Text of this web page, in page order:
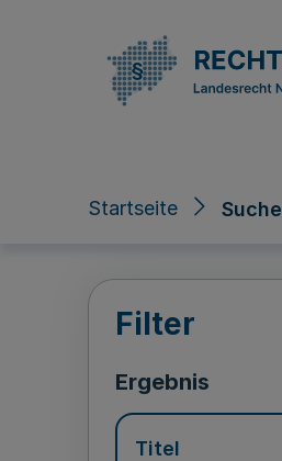
Startseite
Filter
Ergebnis
Titel